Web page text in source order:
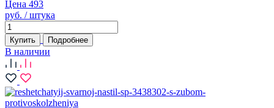
Цена 493
руб. / штука
Купить Подробнее
В наличии